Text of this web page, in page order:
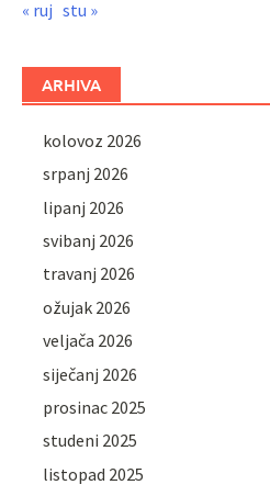
« ruj stu »
ARHIVA
kolovoz 2026
srpanj 2026
lipanj 2026
svibanj 2026
travanj 2026
ožujak 2026
veljača 2026
siječanj 2026
prosinac 2025
studeni 2025
listopad 2025